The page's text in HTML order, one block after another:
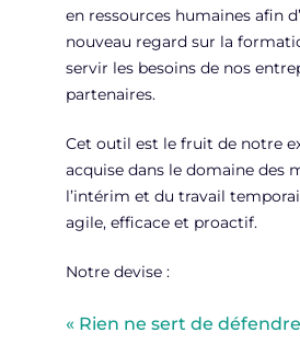
en ressources humaines afin
nouveau regard sur la
servir les besoins de nos
partenaires.
Cet outil est le fruit de notre
acquise dans le domaine des
l’intérim et du travail
agile, efficace et proactif.
Notre devise :
« Rien ne sert de